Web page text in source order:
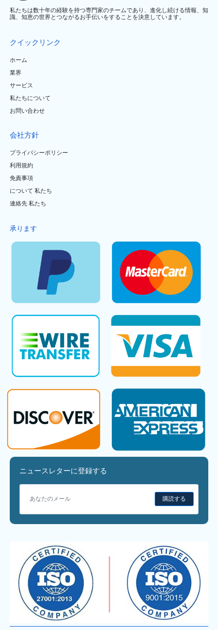
私たちは数十年の経験を持つ専門家のチームであり、進化し続ける情報、知
識、知恵の世界とつながるお手伝いをすることを決意しています。
クイックリンク
ホーム
業界
サービス
私たちについて
お問い合わせ
会社方針
プライバシーポリシー
利用規約
免責事項
について 私たち
連絡先 私たち
承ります
ニュースレターに登録する
購読する